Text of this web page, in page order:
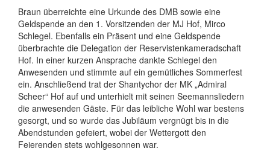
Braun überreichte eine Urkunde des DMB sowie eine
Geldspende an den 1. Vorsitzenden der MJ Hof, Mirco
Schlegel. Ebenfalls ein Präsent und eine Geldspende
überbrachte die Delegation der Reservistenkameradschaft
Hof. In einer kurzen Ansprache dankte Schlegel den
Anwesenden und stimmte auf ein gemütliches Sommerfest
ein. Anschließend trat der Shantychor der MK „Admiral
Scheer“ Hof auf und unterhielt mit seinen Seemannsliedern
die anwesenden Gäste. Für das leibliche Wohl war bestens
gesorgt, und so wurde das Jubiläum vergnügt bis in die
Abendstunden gefeiert, wobei der Wettergott den
Feierenden stets wohlgesonnen war.